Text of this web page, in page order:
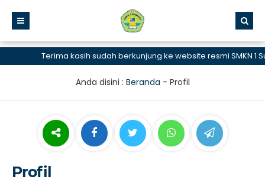
Terima kasih sudah berkunjung ke website resmi SMKN 1
Anda disini : Beranda - Profil
Profil